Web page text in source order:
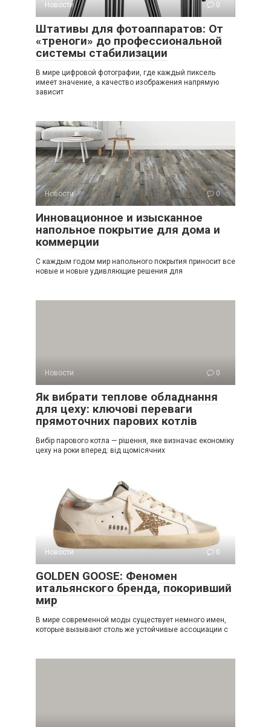
Новости 0
Штативы для фотоаппаратов: От
«треноги» до профессиональной
системы стабилизации
В мире цифровой фотографии, где каждый пиксель
имеет значение, а качество изображения напрямую
зависит
Новости 0
Инновационное и изысканное
напольное покрытие для дома и
коммерции
С каждым годом мир напольного покрытия приносит все
новые и новые удивляющие решения для
Новости 0
Як вибрати теплове обладнання
для цеху: ключові переваги
прямоточних парових котлів
Вибір парового котла — рішення, яке визначає економіку
цеху на роки вперед: від щомісячних
Новости 0
GOLDEN GOOSE: Феномен
итальянского бренда, покоривший
мир
В мире современной моды существует немного имен,
которые вызывают столь же устойчивые ассоциации с